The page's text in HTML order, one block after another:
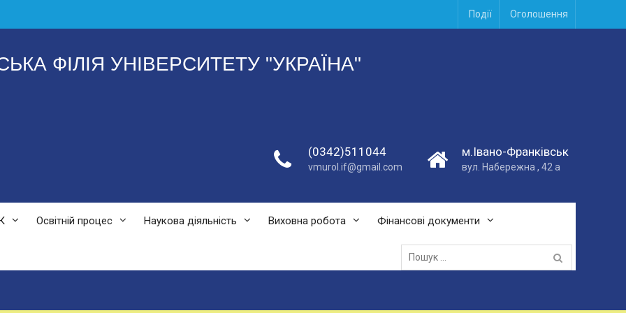
Події Оголошення
ФІЛІЯ УНІВЕРСИТЕТУ "УКРАЇНА"
(0342)511044
vmurol.if@gmail.com
м.Івано-Франківськ
вул. Набережна , 42 а
Освітній процес Наукова діяльність Виховна робота Фінансові документи
Пошук
для: